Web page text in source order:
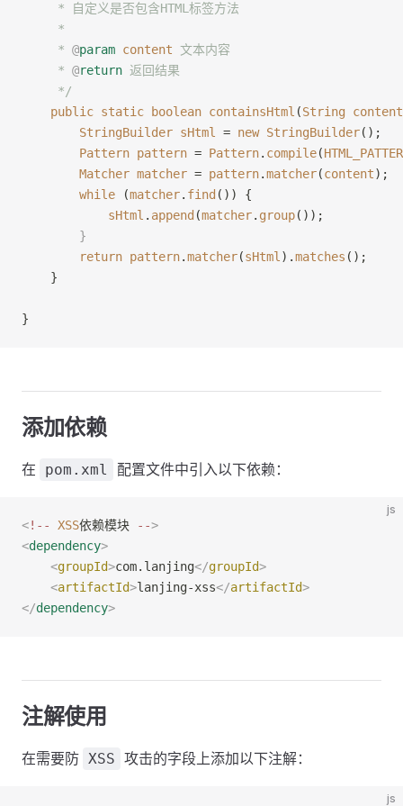
     * 自定义是否包含HTML标签方法
     *
     *
@param content 文本内容
     *
@return 返回结果
     */
    public
static boolean containsHtml (String content
        StringBuilder
sHtml = new StringBuilder();
        Pattern
pattern = Pattern. compile(
        Matcher
matcher = pattern.matcher(content);
        while
(matcher. find ()) {
            sHtml
. append (matcher. group());
        }
        return
pattern.matcher(sHtml ).matches ();
    }
}
添加依赖
在 pom.xml 配置文件中引入以下依赖：
js
<!-- XSS依赖模块 -->
<dependency>
    <
groupId>com.lanjing</groupId>
    <
artifactId>lanjing-xss</artifactId>
</dependency>
注解使用
在需要防 XSS 攻击的字段上添加以下注解：
js